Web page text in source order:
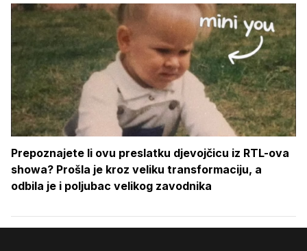
Prepoznajete li ovu preslatku djevojčicu iz RTL-ova
showa? Prošla je kroz veliku transformaciju, a
odbila je i poljubac velikog zavodnika